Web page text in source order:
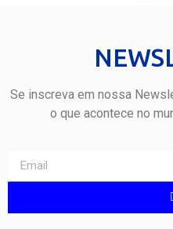
Se inscreva em nossa
o que acontece no